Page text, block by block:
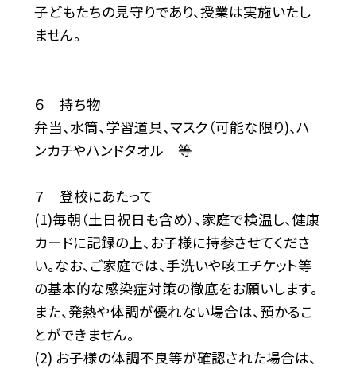
子どもたちの見守りであり、授業は実施いたし
ません。
６ 持ち物
弁当、水筒、学習道具、マスク（可能な限り)、ハ
ンカチやハンドタオル 等
７ 登校にあたって
(1)毎朝（土日祝日も含め）、家庭で検温し、健康
カードに記録の上、お子様に持参させてくださ
い。なお、ご家庭では、手洗いや咳エチケット等
の基本的な感染症対策の徹底をお願いします。
また、発熱や体調が優れない場合は、預かるこ
とができません。
(2) お子様の体調不良等が確認された場合は、